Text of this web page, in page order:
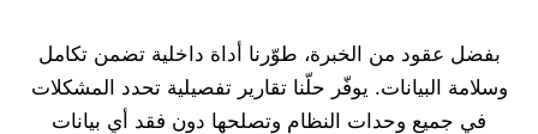
بفضل عقود من الخبرة، طوّرنا أداة داخلية تضمن تكامل
وسلامة البيانات. يوفّر حلّنا تقارير تفصيلية تحدد المشكلات
في جميع وحدات النظام وتصلحها دون فقد أي بيانات